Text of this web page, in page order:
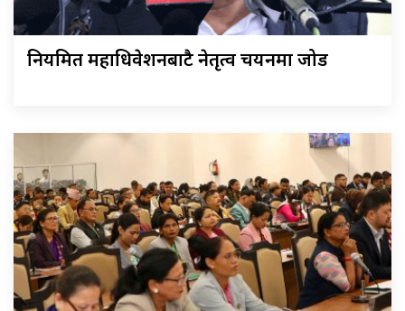
नियमित महाधिवेशनबाटै नेतृत्व चयनमा जोड